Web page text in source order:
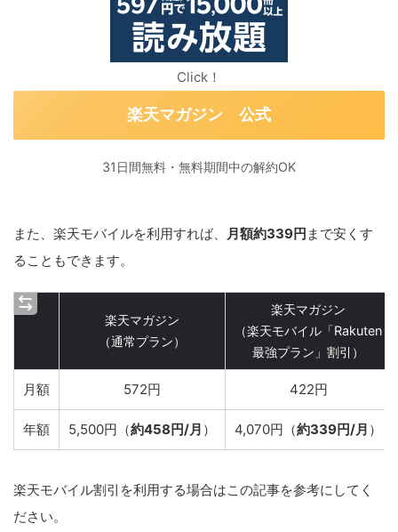
Click！
楽天マガジン 公式
31日間無料・無料期間中の解約OK
また、楽天モバイルを利用すれば、 月額約339円 まで安くす
ることもできます。
楽天マガジン
（通常プラン）
楽天マガジン
（楽天モバイル「Rakuten
最強プラン」割引）
月額 572円 422円
年額 5,500円（約458円/月 ） 4,070円（約339円/月 ）
楽天モバイル割引を利用する場合はこの記事を参考にしてく
ださい。